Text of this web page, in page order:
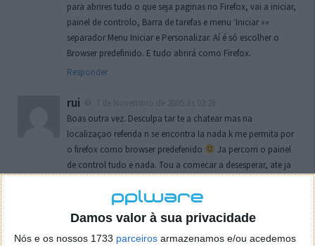
Damos valor à sua privacidade
Nós e os nossos 1733 parceiros armazenamos e/ou acedemos
para abrires tudo o que seja paginas no Firefox, vai a iniciar,
painel de controlo, Barra de tarefas e menu ‘Iniciar »»
separador Menu Iniciar e Personalizar. Aí é só escolher o
Browser predefinido. E tudo abrirá como Firefox.
Responder
rui
Boas outra vez. Desculpa tar te a chatear mas na
localizaçao referida n se encontra la nada k me permita por
o firefox como browser predefenido
Ja percorri o painel
de control tudo e nada. Tou a comecar a desesperar, ate ja
firefox mas em vao. Kaso te lembres de outra dica fico
agradecido, caso contrario obrigado a mesma